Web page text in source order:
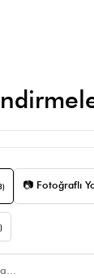
📷 Fotoğraflı